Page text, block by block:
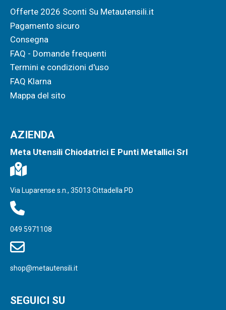
Offerte 2026 Sconti Su Metautensili.it
Pagamento sicuro
Consegna
FAQ - Domande frequenti
Termini e condizioni d'uso
FAQ Klarna
Mappa del sito
AZIENDA
Meta Utensili Chiodatrici E Punti Metallici Srl
Via Luparense s.n., 35013 Cittadella PD
049 5971108
shop@metautensili.it
SEGUICI SU